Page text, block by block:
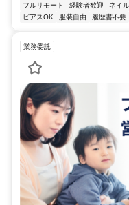
フルリモート
経験者歓迎 ネイ
ピアスOK
服装自由 履歴書不要
業務委託